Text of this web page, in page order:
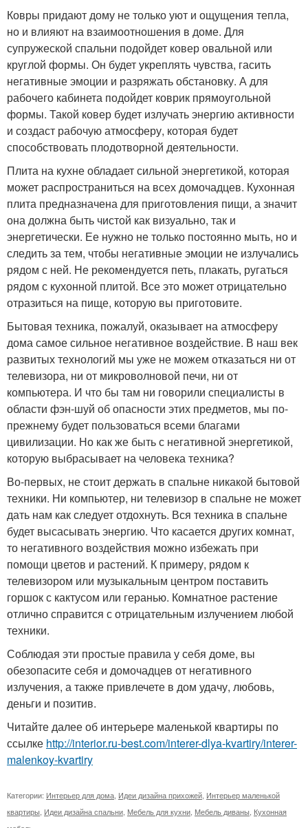
Ковры придают дому не только уют и ощущения тепла,
но и влияют на взаимоотношения в доме. Для
супружеской спальни подойдет ковер овальной или
круглой формы. Он будет укреплять чувства, гасить
негативные эмоции и разряжать обстановку. А для
рабочего кабинета подойдет коврик прямоугольной
формы. Такой ковер будет излучать энергию активности
и создаст рабочую атмосферу, которая будет
способствовать плодотворной деятельности.
Плита на кухне обладает сильной энергетикой, которая
может распространиться на всех домочадцев. Кухонная
плита предназначена для приготовления пищи, а значит
она должна быть чистой как визуально, так и
энергетически. Ее нужно не только постоянно мыть, но и
следить за тем, чтобы негативные эмоции не излучались
рядом с ней. Не рекомендуется петь, плакать, ругаться
рядом с кухонной плитой. Все это может отрицательно
отразиться на пище, которую вы приготовите.
Бытовая техника, пожалуй, оказывает на атмосферу
дома самое сильное негативное воздействие. В наш век
развитых технологий мы уже не можем отказаться ни от
телевизора, ни от микроволновой печи, ни от
компьютера. И что бы там ни говорили специалисты в
области фэн-шуй об опасности этих предметов, мы по-
прежнему будет пользоваться всеми благами
цивилизации. Но как же быть с негативной энергетикой,
которую выбрасывает на человека техника?
Во-первых, не стоит держать в спальне никакой бытовой
техники. Ни компьютер, ни телевизор в спальне не может
дать нам как следует отдохнуть. Вся техника в спальне
будет высасывать энергию. Что касается других комнат,
то негативного воздействия можно избежать при
помощи цветов и растений. К примеру, рядом к
телевизором или музыкальным центром поставить
горшок с кактусом или геранью. Комнатное растение
отлично справится с отрицательным излучением любой
техники.
Соблюдая эти простые правила у себя доме, вы
обезопасите себя и домочадцев от негативного
излучения, а также привлечете в дом удачу, любовь,
деньги и позитив.
Читайте далее об интерьере маленькой квартиры по
ссылке http://interior.ru-best.com/interer-dlya-kvartiry/interer-
malenkoy-kvartiry
Категории: Интерьер для дома Идеи дизайна прихожей Интерьер маленькой
квартиры Идеи дизайна спальни Мебель для кухни Мебель диваны Кухонная